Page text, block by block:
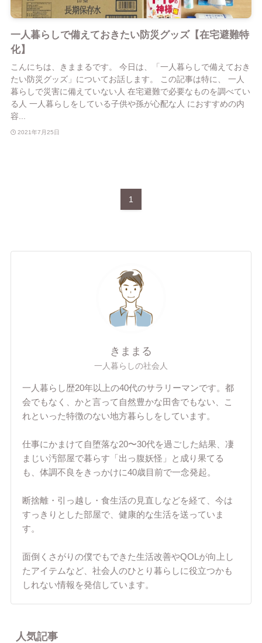
一人暮らしで備えておきたい防災グッズ【在宅避難特
化】
こんにちは、きままるです。 今日は、「一人暮らしで備えておき
たい防災グッズ」についてお話します。 この記事は特に、 一人
暮らしで災害に備えていない人 在宅避難で必要なものを調べてい
る人 一人暮らしをしている子供や孫が心配な人 におすすめの内
容...
2021年7月25日
1
きままる
一人暮らしの社会人
一人暮らし歴20年以上の40代のサラリーマンです。都
会でもなく、かと言って自然豊かな田舎でもない、こ
れといった特徴のない地方暮らしをしています。
仕事にかまけて自堕落な20〜30代を過ごした結果、凄
まじい汚部屋で暮らす「出っ腹妖怪」と成り果てる
も、体調不良をきっかけに40歳目前で一念発起。
断捨離・引っ越し・食生活の見直しなどを経て、今は
すっきりとした部屋で、健康的な生活を送っていま
す。
面倒くさがりの僕でもできた生活改善やQOLが向上し
たアイテムなど、社会人のひとり暮らしに役立つかも
しれない情報を発信しています。
人気記事